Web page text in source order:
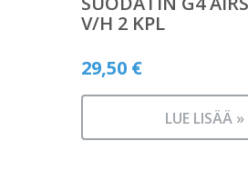
V/H 2 KPL
29,50 €
LUE LISÄÄ »